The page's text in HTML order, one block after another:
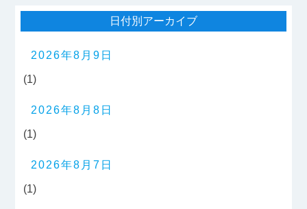
日付別アーカイブ
2026年8月9日
(1)
2026年8月8日
(1)
2026年8月7日
(1)